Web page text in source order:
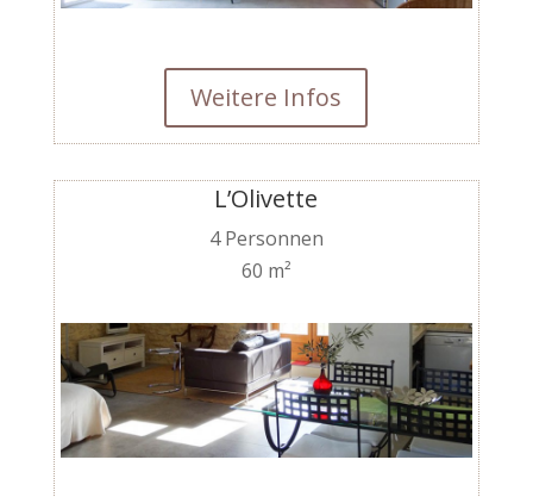
Weitere Infos
L’Olivette
4 Personnen
60 m²